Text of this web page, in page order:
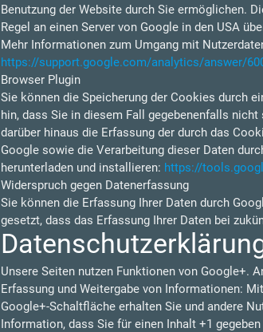
Benutzung der Website durch Sie ermöglichen.
Regel an einen Server von Google in den USA
Mehr Informationen zum Umgang mit
https://support.google.com/analytics/answer/
Browser Plugin
Sie können die Speicherung der Cookies durch
hin, dass Sie in diesem Fall gegebenenfalls
darüber hinaus die Erfassung der durch das
Google sowie die Verarbeitung dieser Daten
herunterladen und installieren: https://
Widerspruch gegen Datenerfassung
Sie können die Erfassung Ihrer Daten durch
gesetzt, dass das Erfassung Ihrer Daten bei
Unsere Seiten nutzen Funktionen von Google+.
Erfassung und Weitergabe von Informationen:
Google+-Schaltfläche erhalten Sie und andere
Information, dass Sie für einen Inhalt +1